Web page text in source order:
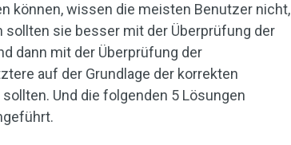
können, wissen die meisten Benutzer nicht,
sie besser mit der Überprüfung der
dann mit der Überprüfung der
auf der Grundlage der korrekten
Und die folgenden 5 Lösungen